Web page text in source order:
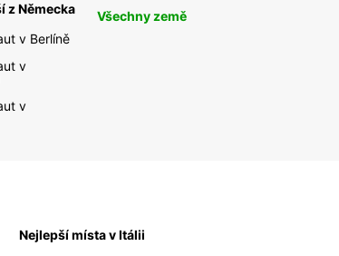
z Německa
v Berlíně
v
v
Všechny země
Nejlepší místa v Itálii